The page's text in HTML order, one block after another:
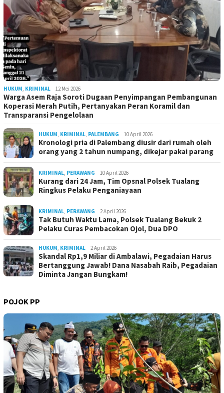
HUKUM KRIMINAL 12 Mei 2026
Warga Asem Raja Soroti Dugaan Penyimpangan Pembangunan
Koperasi Merah Putih, Pertanyakan Peran Koramil dan
Transparansi Pengelolaan
HUKUM KRIMINAL PALEMBANG 10 April 2026
Kronologi pria di Palembang diusir dari rumah oleh
orang yang 2 tahun numpang, dikejar pakai parang
KRIMINAL PERAWANG 10 April 2026
Kurang dari 24 Jam, Tim Opsnal Polsek Tualang
Ringkus Pelaku Penganiayaan
KRIMINAL PERAWANG 2 April 2026
Tak Butuh Waktu Lama, Polsek Tualang Bekuk 2
Pelaku Curas Pembacokan Ojol, Dua DPO
HUKUM KRIMINAL 2 April 2026
Skandal Rp1,9 Miliar di Ambalawi, Pegadaian Harus
Bertanggung Jawab! Dana Nasabah Raib, Pegadaian
Diminta Jangan Bungkam!
POJOK PP